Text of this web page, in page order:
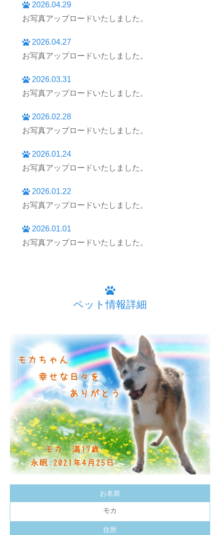
2026.04.29
お写真アップロードいたしました。
2026.04.27
お写真アップロードいたしました。
2026.03.31
お写真アップロードいたしました。
2026.02.28
お写真アップロードいたしました。
2026.01.24
お写真アップロードいたしました。
2026.01.22
お写真アップロードいたしました。
2026.01.01
お写真アップロードいたしました。
ペット情報詳細
お名前
モカ
住所